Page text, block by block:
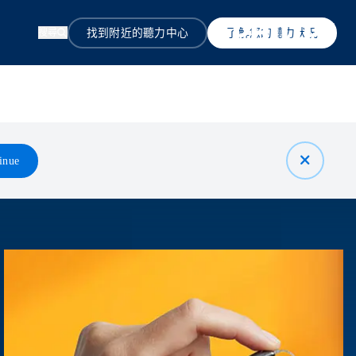
找到附近的聽力中心 了解您的聽力狀況